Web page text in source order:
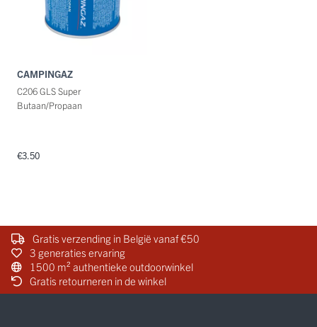
CAMPINGAZ
C206 GLS Super
Butaan/Propaan
€3.50
Gratis verzending in België vanaf €50
3 generaties ervaring
1500 m² authentieke outdoorwinkel
Gratis retourneren in de winkel